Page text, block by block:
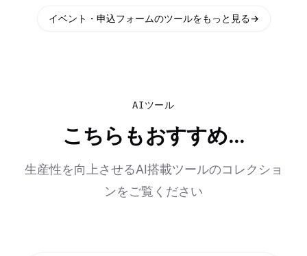
イベント・申込フォームのツールをもっと見る→
AIツール
こちらもおすすめ...
生産性を向上させるAI搭載ツールのコレクショ
ンをご覧ください